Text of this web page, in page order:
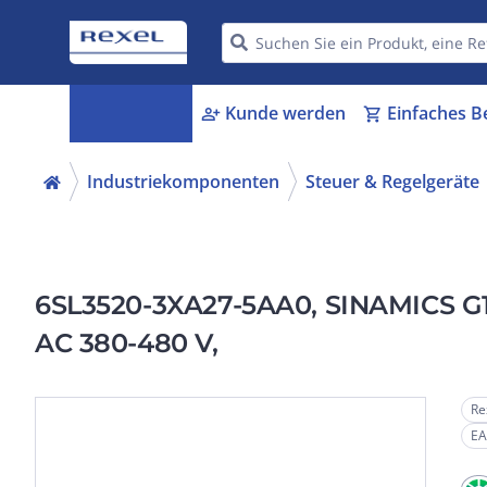
person_add Kunde werden shopping_cart Einfaches
Industriekomponenten Steuer & Regelgeräte
6SL3520-3XA27-5AA0, SINAMICS
AC 380-480 V,